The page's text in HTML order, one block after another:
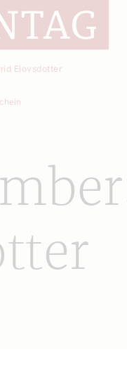
Elovsdotter